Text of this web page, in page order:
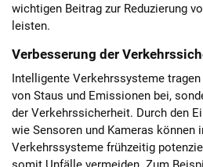
wichtigen Beitrag zur Reduzierung
leisten.
Verbesserung der
Intelligente Verkehrssysteme
von Staus und Emissionen bei,
der Verkehrssicherheit. Durch den
wie Sensoren und Kameras können
Verkehrssysteme frühzeitig